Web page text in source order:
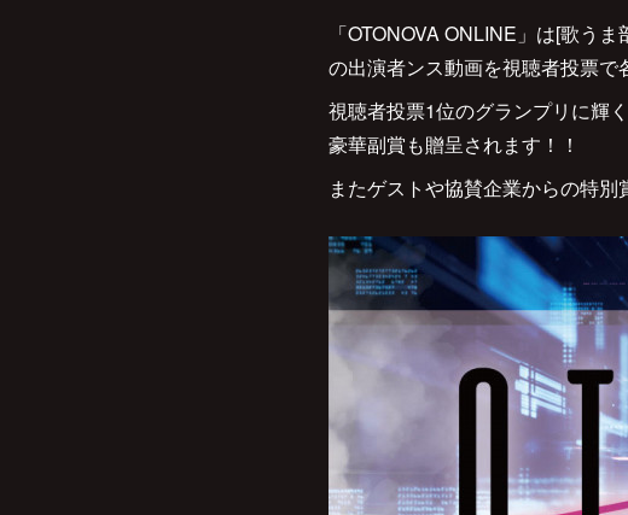
「OTONOVA ONLINE」は[歌う
の出演者ンス動画を視聴者投票で
視聴者投票1位のグランプリに輝
豪華副賞も贈呈されます！！
またゲストや協賛企業からの特別